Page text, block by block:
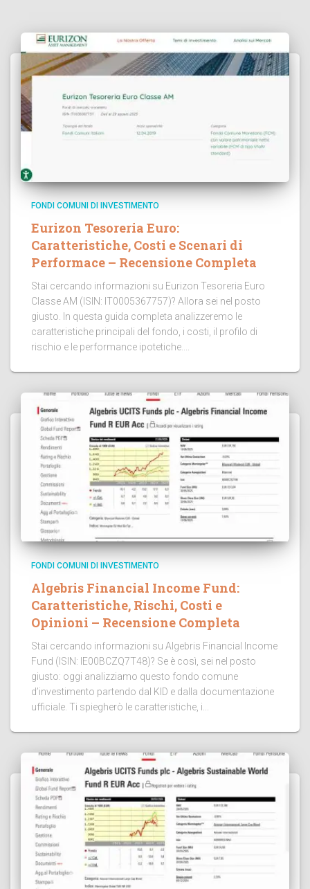
FONDI COMUNI DI INVESTIMENTO
Eurizon Tesoreria Euro:
Caratteristiche, Costi e Scenari di
Performace – Recensione Completa
Stai cercando informazioni su Eurizon Tesoreria Euro
Classe AM (ISIN: IT0005367757)? Allora sei nel posto
giusto. In questa guida completa analizzeremo le
caratteristiche principali del fondo, i costi, il profilo di
rischio e le performance ipotetiche....
FONDI COMUNI DI INVESTIMENTO
Algebris Financial Income Fund:
Caratteristiche, Rischi, Costi e
Opinioni – Recensione Completa
Stai cercando informazioni su Algebris Financial Income
Fund (ISIN: IE00BCZQ7T48)? Se è così, sei nel posto
giusto: oggi analizziamo questo fondo comune
d’investimento partendo dal KID e dalla documentazione
ufficiale. Ti spiegherò le caratteristiche, i...